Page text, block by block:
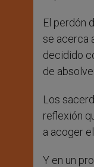
El perdón
se acerca
decidido
de
Los
reflexión
a acoger
Y en un